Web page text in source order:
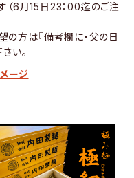
6月15日23：00迄のご注
の方は『備考欄に・父の日
い。
ージ